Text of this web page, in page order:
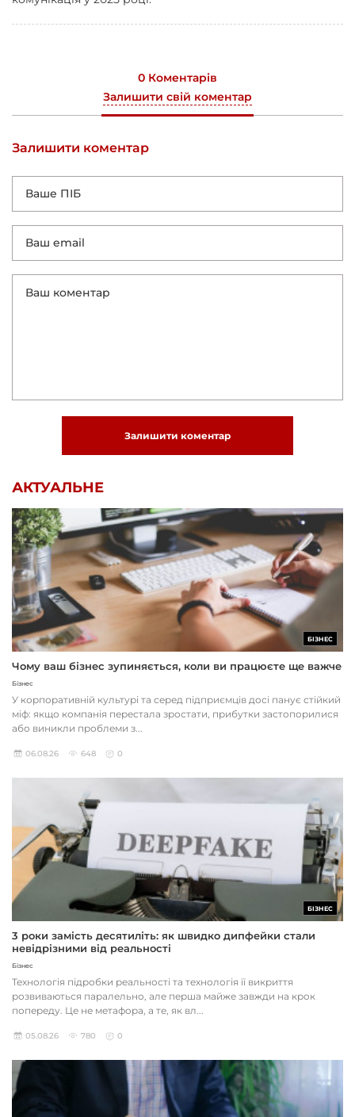
0 Коментарів
Залишити свій коментар
Залишити коментар
Залишити коментар
АКТУАЛЬНЕ
БІЗНЕС
Чому ваш бізнес зупиняється, коли ви працюєте ще важче
Бізнес
У корпоративній культурі та серед підприємців досі панує стійкий
міф: якщо компанія перестала зростати, прибутки застопорилися
або виникли проблеми з...
06.08.26 648 0
БІЗНЕС
3 роки замість десятиліть: як швидко дипфейки стали
невідрізними від реальності
Бізнес
Технологія підробки реальності та технологія її викриття
розвиваються паралельно, але перша майже завжди на крок
попереду. Це не метафора, а те, як вл...
05.08.26 780 0